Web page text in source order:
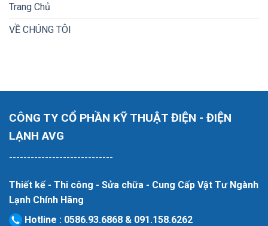
Trang Chủ
VỀ CHÚNG TÔI
CÔNG TY CỔ PHẦN KỸ THUẬT ĐIỆN - ĐIỆN
LẠNH AVG
-----------------------------
Thiết kế - Thi công - Sửa chữa - Cung Cấp Vật Tư Ngành
Lạnh Chính Hãng
Hotline : 0586.93.6868 & 091.158.6262